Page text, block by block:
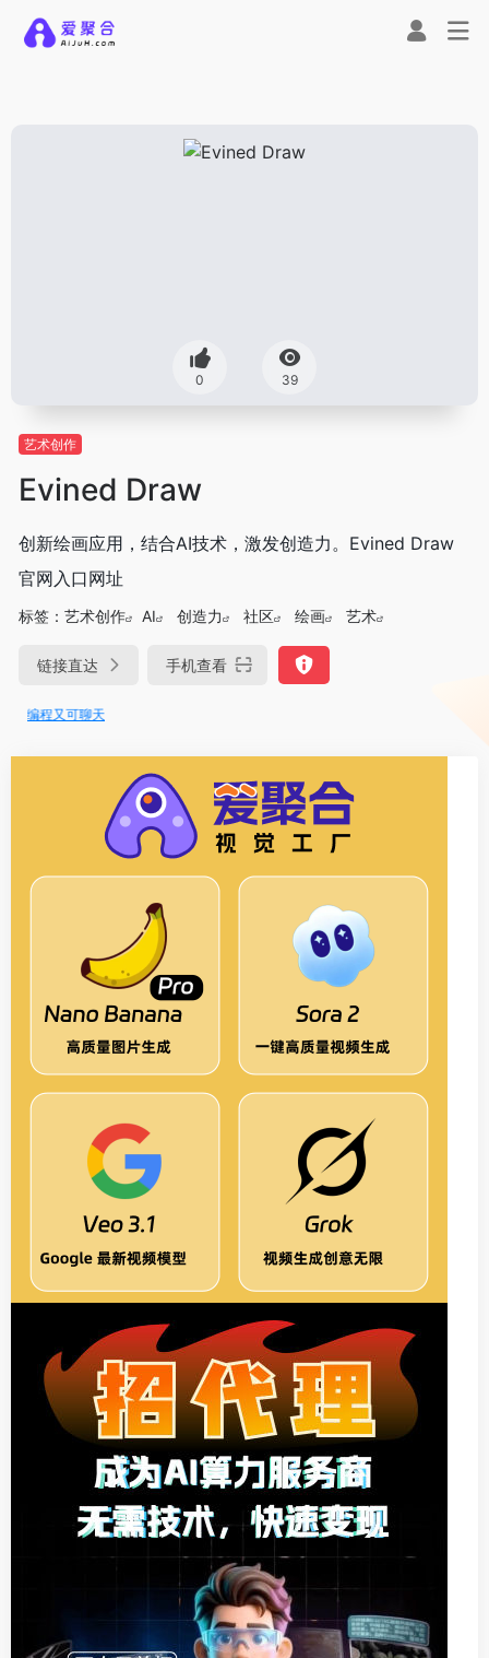
0 39
艺术创作
Evined Draw
创新绘画应用，结合AI技术，激发创造力。Evined Draw
官网入口网址
标签： 艺术创作 AI 创造力 社区 绘画 艺术
链接直达 手机查看
又可聊天